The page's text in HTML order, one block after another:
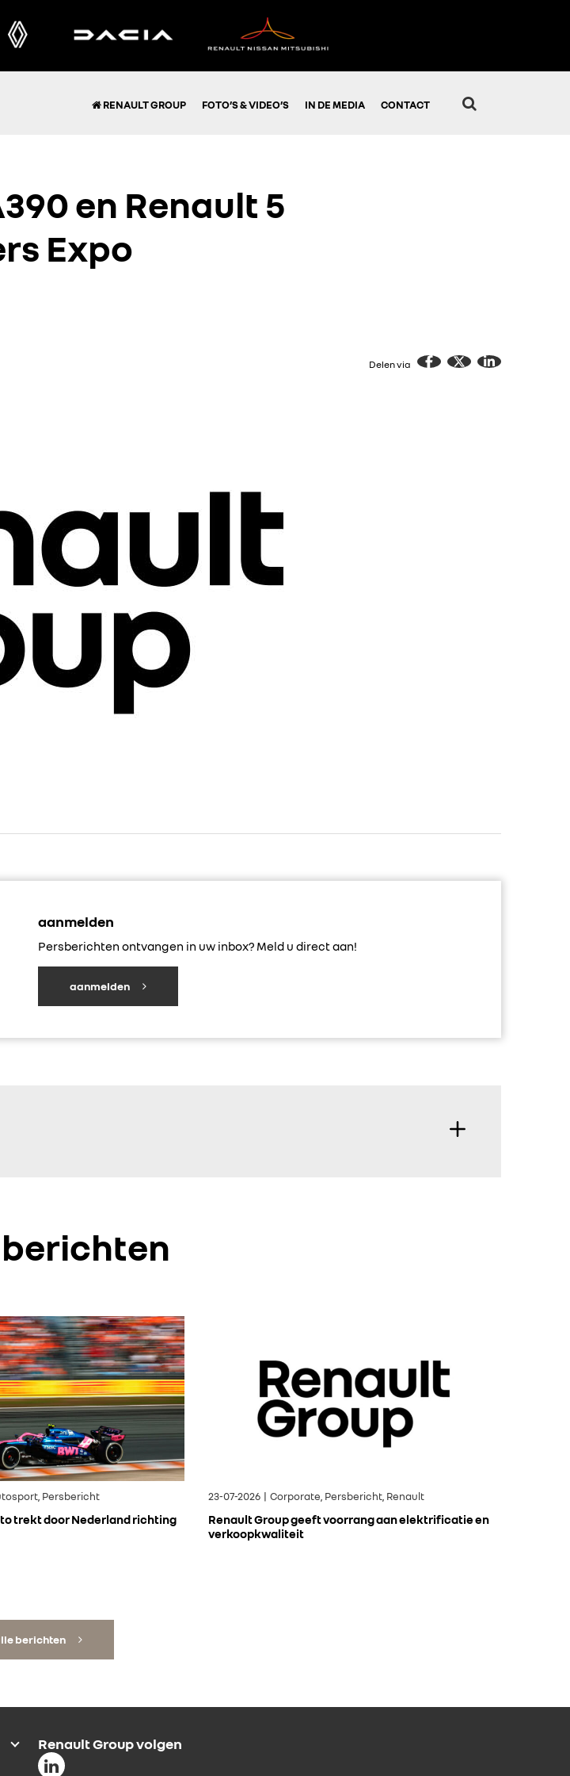
RENAULT GROUP FOTO’S & VIDEO’S IN DE MEDIA CONTACT
en Renault 5
Expo
Delen via
aanmelden
Persberichten ontvangen in uw inbox? Meld u direct aan!
aanmelden
Persbericht
trekt door Nederland richting
23-07-2026 | Corporate, Persbericht, Renault
Renault Group geeft voorrang aan elektrificatie en
verkoopkwaliteit
berichten
Renault Group volgen